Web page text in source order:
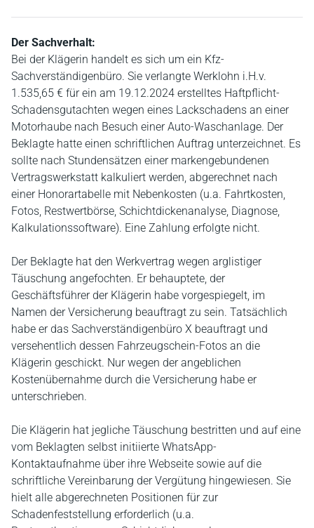
Der Sachverhalt:
Bei der Klägerin handelt es sich um ein Kfz-
Sachverständigenbüro. Sie verlangte Werklohn i.H.v.
1.535,65 € für ein am 19.12.2024 erstelltes Haftpflicht-
Schadensgutachten wegen eines Lackschadens an einer
Motorhaube nach Besuch einer Auto-Waschanlage. Der
Beklagte hatte einen schriftlichen Auftrag unterzeichnet. Es
sollte nach Stundensätzen einer markengebundenen
Vertragswerkstatt kalkuliert werden, abgerechnet nach
einer Honorartabelle mit Nebenkosten (u.a. Fahrtkosten,
Fotos, Restwertbörse, Schichtdickenanalyse, Diagnose,
Kalkulationssoftware). Eine Zahlung erfolgte nicht.
Der Beklagte hat den Werkvertrag wegen arglistiger
Täuschung angefochten. Er behauptete, der
Geschäftsführer der Klägerin habe vorgespiegelt, im
Namen der Versicherung beauftragt zu sein. Tatsächlich
habe er das Sachverständigenbüro X beauftragt und
versehentlich dessen Fahrzeugschein-Fotos an die
Klägerin geschickt. Nur wegen der angeblichen
Kostenübernahme durch die Versicherung habe er
unterschrieben.
Die Klägerin hat jegliche Täuschung bestritten und auf eine
vom Beklagten selbst initiierte WhatsApp-
Kontaktaufnahme über ihre Webseite sowie auf die
schriftliche Vereinbarung der Vergütung hingewiesen. Sie
hielt alle abgerechneten Positionen für zur
Schadenfeststellung erforderlich (u.a.